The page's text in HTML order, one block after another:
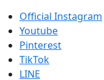
Official Instagram
Youtube
Pinterest
TikTok
LINE